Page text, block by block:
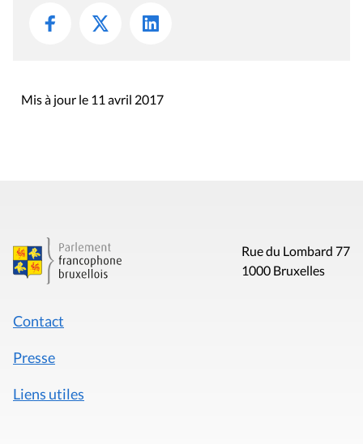
Mis à jour le 11 avril 2017
Rue du Lombard 77
1000 Bruxelles
Contact
Presse
Liens utiles